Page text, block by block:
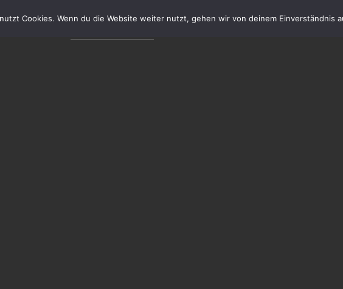
WERBETECHNIK
Cookies. Wenn du die Website weiter nutzt, gehen wir von deinem Einverständnis